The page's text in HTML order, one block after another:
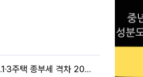
종부세 개편에도…1·3주택 종부세 격차 2028년부터 확대